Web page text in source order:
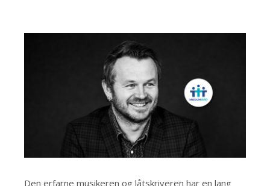
Den erfarne musikeren og låtskriveren har en lang